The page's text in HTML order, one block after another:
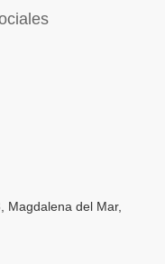
Magdalena del Mar,